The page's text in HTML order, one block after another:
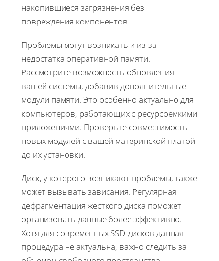
накопившиеся загрязнения без
повреждения компонентов.
Проблемы могут возникать и из-за
недостатка оперативной памяти.
Рассмотрите возможность обновления
вашей системы, добавив дополнительные
модули памяти. Это особенно актуально для
компьютеров, работающих с ресурсоемкими
приложениями. Проверьте совместимость
новых модулей с вашей материнской платой
до их установки.
Диск, у которого возникают проблемы, также
может вызывать зависания. Регулярная
дефрагментация жесткого диска поможет
организовать данные более эффективно.
Хотя для современных SSD-дисков данная
процедура не актуальна, важно следить за